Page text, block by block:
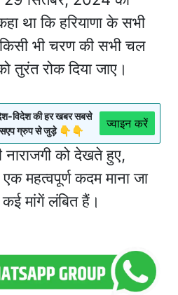
था कि हरियाणा के सभी
किसी भी चरण की सभी चल
तुरंत रोक दिया जाए।
विदेश की हर खबर सबसे
ग्रुप से जुड़े 👇👇
ज्वाइन करें
नाराजगी को देखते हुए,
महत्वपूर्ण कदम माना जा
मांगें लंबित हैं।